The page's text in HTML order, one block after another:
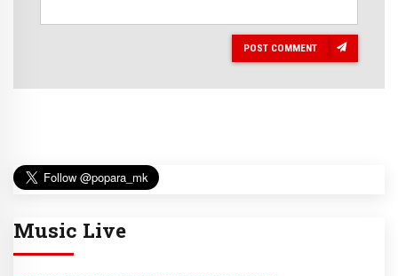
POST COMMENT
Music Live